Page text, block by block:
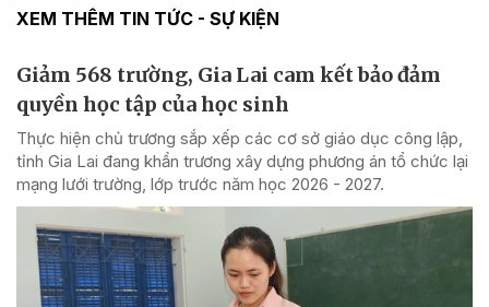
XEM THÊM TIN TỨC - SỰ KIỆN
Giảm 568 trường, Gia Lai cam kết bảo đảm
quyền học tập của học sinh
Thực hiện chủ trương sắp xếp các cơ sở giáo dục công lập,
tỉnh Gia Lai đang khẩn trương xây dựng phương án tổ chức lại
mạng lưới trường, lớp trước năm học 2026 - 2027.